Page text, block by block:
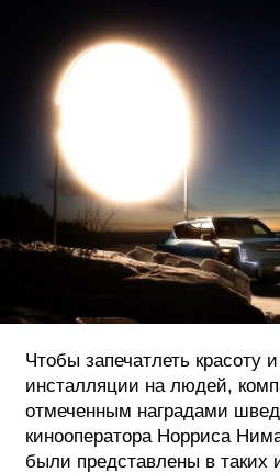
Чтобы запечатлеть красоту
инсталляции на людей,
отмеченным наградами
кинооператора Норриса
были представлены в таких